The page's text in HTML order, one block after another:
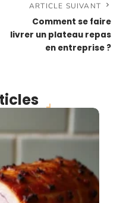
ARTICLE SUIVANT
Comment se faire
livrer un plateau repas
en entreprise ?